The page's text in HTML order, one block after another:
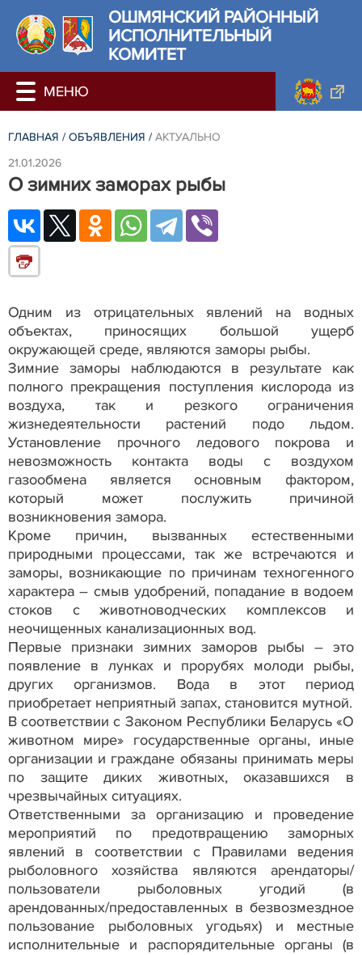
ОШМЯНСКИЙ РАЙОННЫЙ
ИСПОЛНИТЕЛЬНЫЙ
КОМИТЕТ
ГЛАВНАЯ / ОБЪЯВЛЕНИЯ / АКТУАЛЬНО
21.01.2026
О зимних заморах рыбы
Одним из отрицательных явлений на водных
объектах, приносящих большой ущерб
окружающей среде, являются заморы рыбы.
Зимние заморы наблюдаются в результате как
полного прекращения поступления кислорода из
воздуха, так и резкого ограничения
жизнедеятельности растений подо льдом.
Установление прочного ледового покрова и
невозможность контакта воды с воздухом
газообмена является основным фактором,
который может послужить причиной
возникновения замора.
Кроме причин, вызванных естественными
природными процессами, так же встречаются и
заморы, возникающие по причинам техногенного
характера – смыв удобрений, попадание в водоем
стоков с животноводческих комплексов и
неочищенных канализационных вод.
Первые признаки зимних заморов рыбы – это
появление в лунках и прорубях молоди рыбы,
других организмов. Вода в этот период
приобретает неприятный запах, становится мутной.
В соответствии с Законом Республики Беларусь «О
животном мире» государственные органы, иные
организации и граждане обязаны принимать меры
по защите диких животных, оказавшихся в
чрезвычайных ситуациях.
Ответственными за организацию и проведение
мероприятий по предотвращению заморных
явлений в соответствии с Правилами ведения
рыболовного хозяйства являются арендаторы/
пользователи рыболовных угодий (в
арендованных/предоставленных в безвозмездное
пользование рыболовных угодьях) и местные
исполнительные и распорядительные органы (в